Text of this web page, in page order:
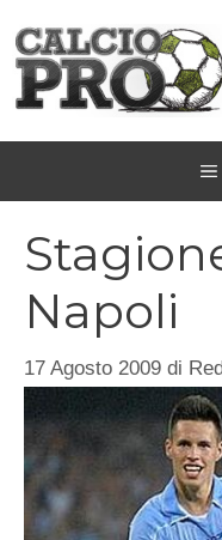
contenuto
Napoli
17 Agosto 2009 di